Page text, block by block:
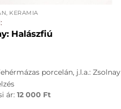
KERÁMIA
Halászfiú
porcelán, j.l.a.: Zsolnay
ár: 12 000 Ft